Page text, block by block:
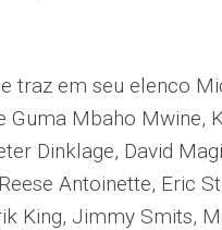
traz em seu elenco
Guma Mbaho Mwine,
Dinklage, David
Antoinette, Eric
King, Jimmy Smits,